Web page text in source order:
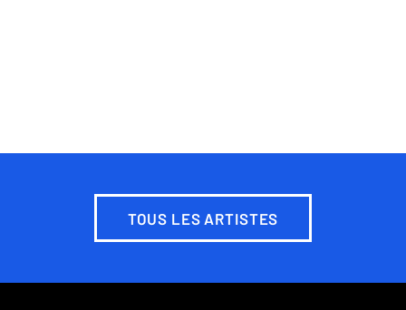
TOUS LES ARTISTES